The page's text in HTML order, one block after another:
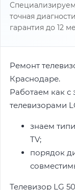
точная
гарантия до 12
Ремонт
Краснодаре.
Работаем как с
телевизорами
знаем
TV;
порядок
Телевизор LG